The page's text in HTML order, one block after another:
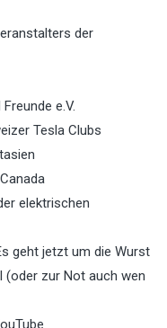
der
e.V.
Tesla Clubs
elektrischen
geht jetzt um die Wurst
(oder zur Not auch wen